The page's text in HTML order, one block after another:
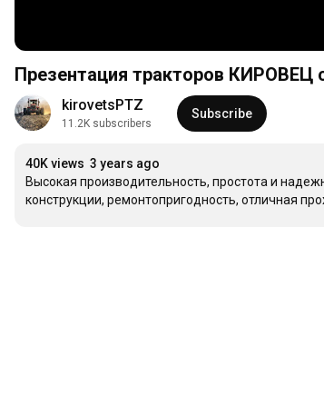
Презентация тракторов КИРОВЕЦ
kirovetsPTZ
11.2K subscribers
Subscribe
40K views 3 years ago
Высокая производительность, простота и
конструкции, ремонтопригодность, отличная